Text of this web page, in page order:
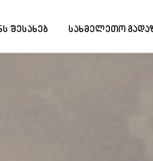
შესახებ სახმელეთო